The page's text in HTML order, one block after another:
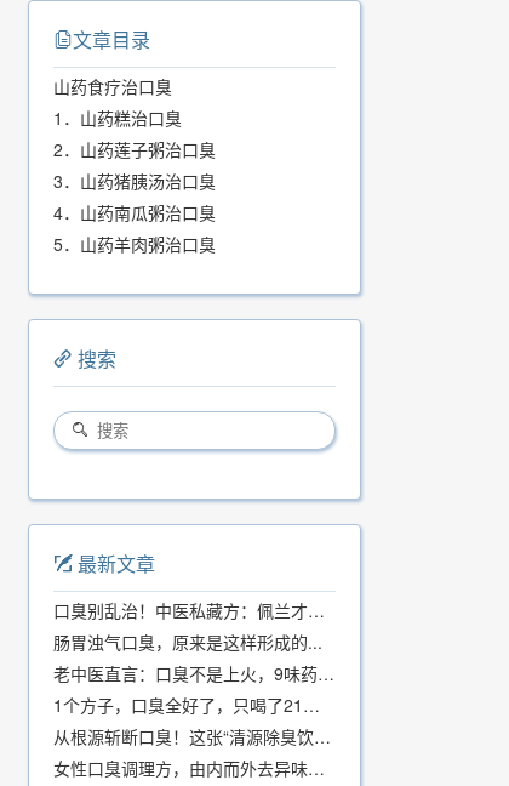
文章目录
山药食疗治口臭
1．山药糕治口臭
2．山药莲子粥治口臭
3．山药猪胰汤治口臭
4．山药南瓜粥治口臭
5．山药羊肉粥治口臭
搜索
最新文章
口臭别乱治！中医私藏方：佩兰才是口气克星，喝一周就清爽
肠胃浊气口臭，原来是这样形成的...
老中医直言：口臭不是上火，9味药食同源方，21天根除不反复
1个方子，口臭全好了，只喝了21天！
从根源斩断口臭！这张“清源除臭饮”方子，我用了几十年，效果真不错
女性口臭调理方，由内而外去异味，女性体质专用！